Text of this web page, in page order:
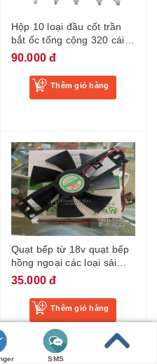
Hộp 10 loại đầu cốt trần
bắt ốc tổng cộng 320 cái
đầu cos
90.000 đ
Thêm giỏ hàng
Quạt bếp từ 18v quạt bếp
hồng ngoại các loại sải
cánh 11cm
35.000 đ
Thêm giỏ hàng
SMS